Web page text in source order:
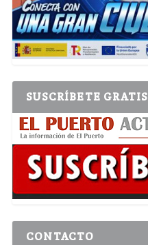
SUSCRÍBETE GRATIS
CONTACTO